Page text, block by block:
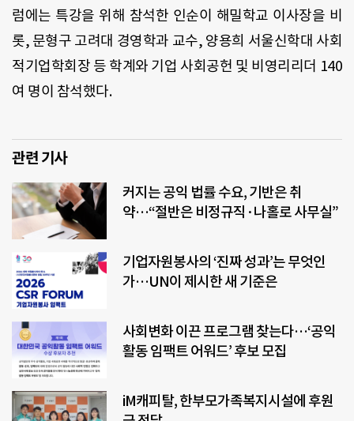
럼에는 특강을 위해 참석한 인순이 해밀학교 이사장을 비
롯, 문형구 고려대 경영학과 교수, 양용희 서울신학대 사회
적기업학회장 등 학계와 기업 사회공헌 및 비영리리더 140
여 명이 참석했다.
관련 기사
커지는 공익 법률 수요, 기반은 취
약…“절반은 비정규직·나홀로 사무실”
기업자원봉사의 ‘진짜 성과’는 무엇인
가…UN이 제시한 새 기준은
사회변화 이끈 프로그램 찾는다…‘공익
활동 임팩트 어워드’ 후보 모집
iM캐피탈, 한부모가족복지시설에 후원